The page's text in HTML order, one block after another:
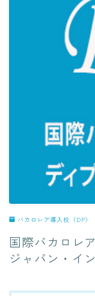
バカロレア導入校（DP）
国際バカロレ
ジャパン・イ